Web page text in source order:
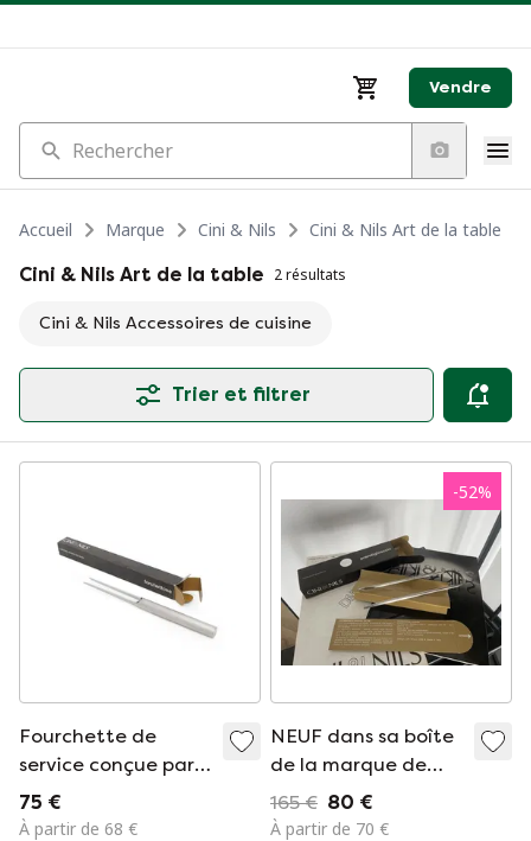
Vendre
Rechercher
Accueil Marque Cini & Nils
Cini & Nils Art de la table
Cini & Nils Art de la table 2 résultats
Cini & Nils Accessoires de cuisine
Trier et filtrer
Fourchette de
service conçue par
Studio OPI pour Cini
et Nils, années 1970
75 €
À partir de 68 €
-52%
NEUF dans sa boîte
de la marque de
design italienne Cini
& Nils.
165 € 80 €
À partir de 70 €